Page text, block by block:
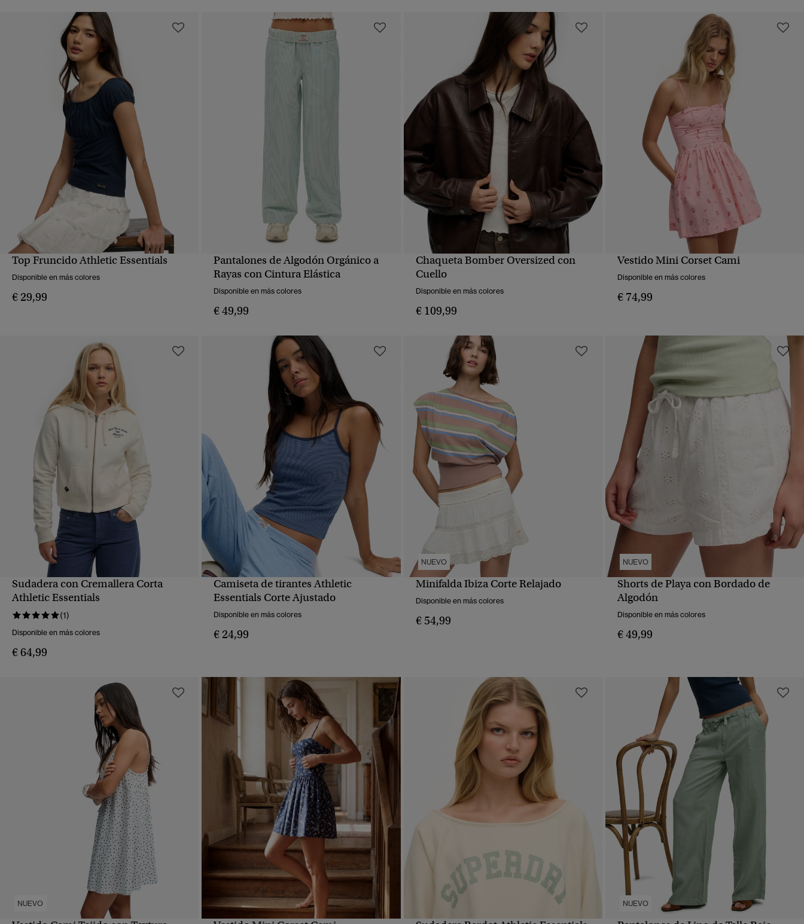
Top Fruncido Athletic Essentials
Disponible en más colores
€ 29,99
VISTA RÁPIDA
Pantalones de Algodón Orgánico a
Rayas con Cintura Elástica
Disponible en más colores
€ 49,99
Chaqueta Bomber Oversized con
Cuello
Disponible en más colores
€ 109,99
Vestido Mini Corset Cami
Disponible en más colores
€ 74,99
VISTA RÁPIDA
Sudadera con Cremallera Corta
Athletic Essentials
(1)
Disponible en más colores
€ 64,99
VISTA RÁPIDA
Camiseta de tirantes Athletic
Essentials Corte Ajustado
Disponible en más colores
€ 24,99
NUEVO
Minifalda Ibiza Corte Relajado
Disponible en más colores
€ 54,99
NUEVO
VISTA RÁPIDA
Shorts de Playa con Bordado de
Algodón
Disponible en más colores
€ 49,99
NUEVO NUEVO